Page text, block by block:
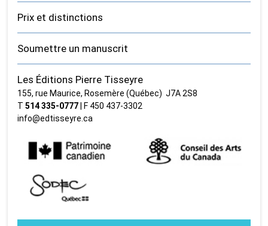
Prix et distinctions
Soumettre un manuscrit
Les Éditions Pierre Tisseyre
155, rue Maurice, Rosemère (Québec) J7A 2S8
T514 335‑0777 | F 450 437‑3302
info@edtisseyre.ca